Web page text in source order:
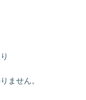
ません。